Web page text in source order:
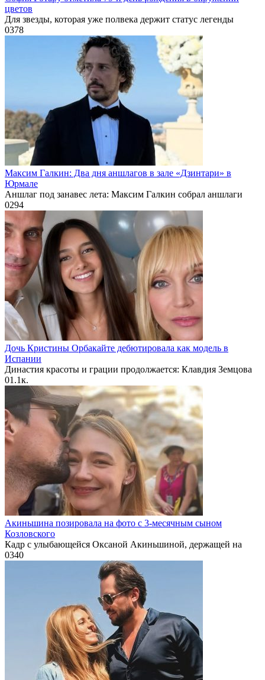
цветов
Для звезды, которая уже полвека держит статус легенды
0378
Максим Галкин: Два дня аншлагов в зале «Дзинтари» в
Юрмале
Аншлаг под занавес лета: Максим Галкин собрал аншлаги
0294
Дочь Кристины Орбакайте дебютировала как модель в
Испании
Династия красоты и грации продолжается: Клавдия Земцова
01.1к.
Акиньшина позировала на фото с 3-месячным сыном
Козловского
Кадр с улыбающейся Оксаной Акиньшиной, держащей на
0340